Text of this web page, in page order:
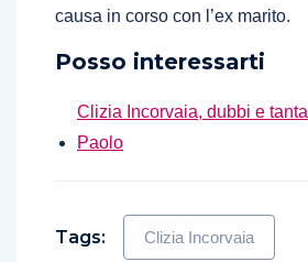
causa in corso con l’ex marito.
Posso interessarti
Clizia Incorvaia, dubbi e
Paolo
Tags: Clizia Incorvaia